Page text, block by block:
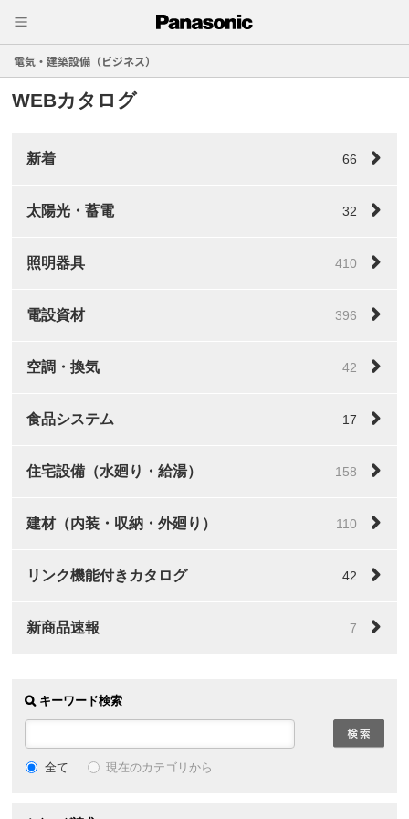
電気・建築設備（ビジネス）
WEBカタログ
新着 66
太陽光・蓄電 32
照明器具 410
電設資材 396
空調・換気 42
食品システム 17
住宅設備（水廻り・給湯） 158
建材（内装・収納・外廻り） 110
リンク機能付きカタログ 42
新商品速報 7
キーワード検索
全て 現在のカテゴリから